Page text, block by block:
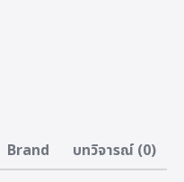
Brand บทวิจารณ์ (0)